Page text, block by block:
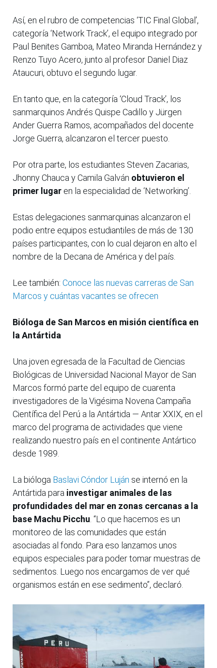
Así, en el rubro de competencias ‘TIC Final Global’,
categoría ‘Network Track’, el equipo integrado por
Paul Benites Gamboa, Mateo Miranda Hernández y
Renzo Tuyo Acero, junto al profesor Daniel Diaz
Ataucuri, obtuvo el segundo lugar.
En tanto que, en la categoría ‘Cloud Track’, los
sanmarquinos Andrés Quispe Cadillo y Jürgen
Ander Guerra Ramos, acompañados del docente
Jorge Guerra, alcanzaron el tercer puesto.
Por otra parte, los estudiantes Steven Zacarias,
Jhonny Chauca y Camila Galván obtuvieron el
primer lugar en la especialidad de ‘Networking’.
Estas delegaciones sanmarquinas alcanzaron el
podio entre equipos estudiantiles de más de 130
países participantes, con lo cual dejaron en alto el
nombre de la Decana de América y del país.
Lee también: Conoce las nuevas carreras de San
Marcos y cuántas vacantes se ofrecen
Bióloga de San Marcos en misión científica en
la Antártida
Una joven egresada de la Facultad de Ciencias
Biológicas de Universidad Nacional Mayor de San
Marcos formó parte del equipo de cuarenta
investigadores de la Vigésima Novena Campaña
Científica del Perú a la Antártida — Antar XXIX, en el
marco del programa de actividades que viene
realizando nuestro país en el continente Antártico
desde 1989.
La bióloga Baslavi Cóndor Luján se internó en la
Antártida para investigar animales de las
profundidades del mar en zonas cercanas a la
base Machu Picchu . “Lo que hacemos es un
monitoreo de las comunidades que están
asociadas al fondo. Para eso lanzamos unos
equipos especiales para poder tomar muestras de
sedimentos. Luego nos encargamos de ver qué
organismos están en ese sedimento”, declaró.